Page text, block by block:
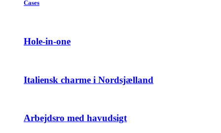
Cases
Hole-in-one
Italiensk charme i Nordsjælland
Arbejdsro med havudsigt